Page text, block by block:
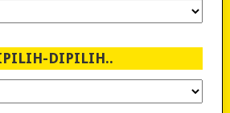
DIPILIH..